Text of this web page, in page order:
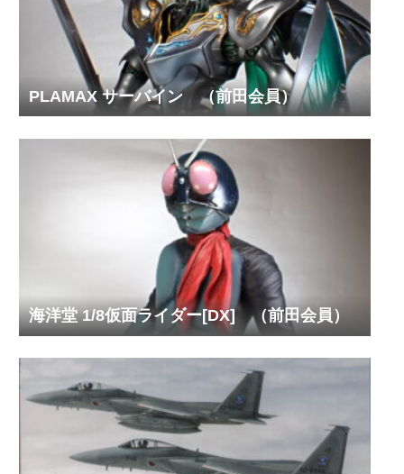
PLAMAX サーバイン （前田会員）
海洋堂 1/8仮面ライダー[DX] （前田会員）